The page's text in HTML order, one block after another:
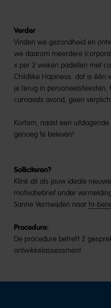
Verder
Vinden we gezondheid en
we daarom meerdere
x per 2 weken padellen met
Childlike Hapiness: dat is één
je terug in personeelsfeesten,
carnavals avond, geen
Kortom, naast een
genoeg te beleven!
Solliciteren?
Klink dit als jouw ideale
motivatiebrief onder
Sanne Vermeijden naar hr-
Procedure:
De procedure betreft 2
ontwikkelassessment.